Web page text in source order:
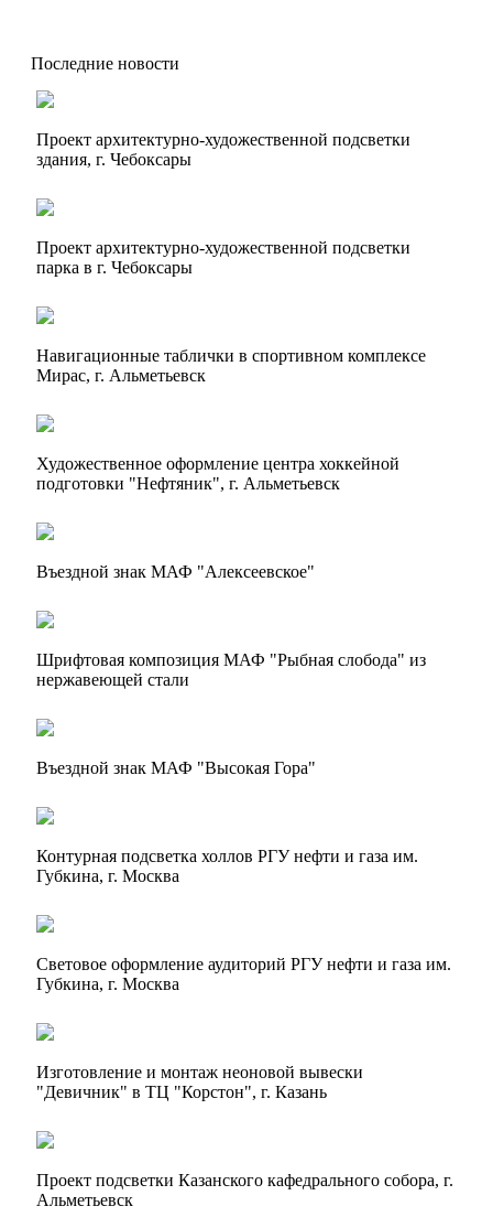
Последние новости
Проект архитектурно-художественной подсветки
здания, г. Чебоксары
Проект архитектурно-художественной подсветки
парка в г. Чебоксары
Навигационные таблички в спортивном комплексе
Мирас, г. Альметьевск
Художественное оформление центра хоккейной
подготовки "Нефтяник", г. Альметьевск
Въездной знак МАФ "Алексеевское"
Шрифтовая композиция МАФ "Рыбная слобода" из
нержавеющей стали
Въездной знак МАФ "Высокая Гора"
Контурная подсветка холлов РГУ нефти и газа им.
Губкина, г. Москва
Световое оформление аудиторий РГУ нефти и газа им.
Губкина, г. Москва
Изготовление и монтаж неоновой вывески
"Девичник" в ТЦ "Корстон", г. Казань
Проект подсветки Казанского кафедрального собора, г.
Альметьевск